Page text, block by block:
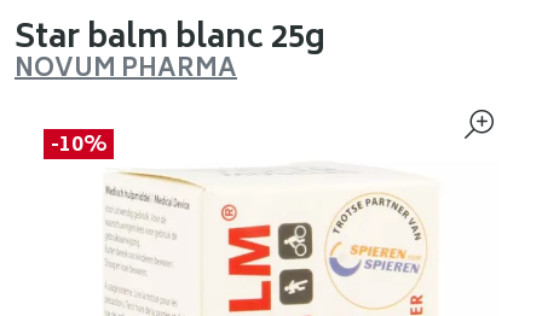
Star balm blanc 25g
NOVUM PHARMA
-10%